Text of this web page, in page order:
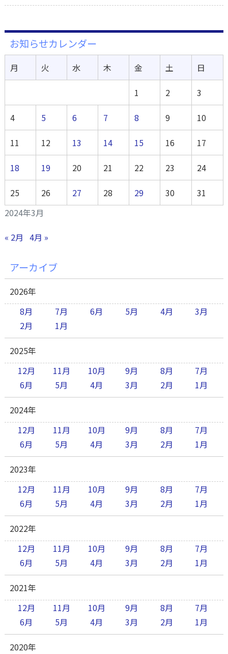
お知らせカレンダー
2024年3月
月 火 水 木 金 土 日
1 2 3
4 5 6 7 8 9 10
11 12 13 14 15 16 17
18 19 20 21 22 23 24
25 26 27 28 29 30 31
« 2月 4月 »
アーカイブ
2026年
8月
7月 6月 5月 4月
3月
2月
1月
2025年
12月
11月 10月 9月 8月
7月
6月
5月 4月 3月 2月 1月
2024年
12月
11月 10月 9月 8月
7月
6月
5月 4月 3月 2月 1月
2023年
12月
11月 10月 9月 8月
7月
6月
5月 4月 3月 2月 1月
2022年
12月
11月 10月 9月 8月
7月
6月
5月 4月 3月 2月 1月
2021年
12月
11月 10月 9月 8月
7月
6月
5月 4月 3月 2月 1月
2020年